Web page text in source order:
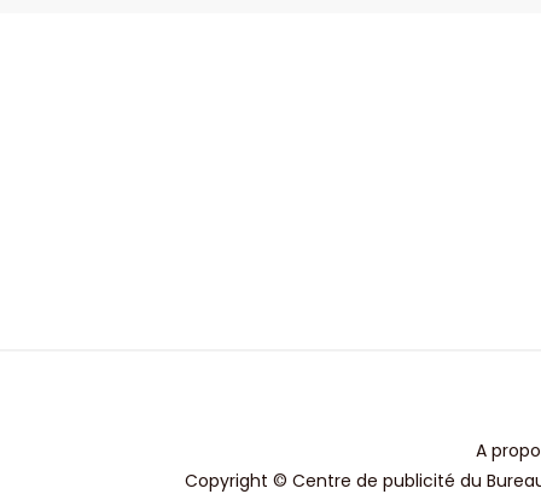
A
Copyright © Centre de publicité du